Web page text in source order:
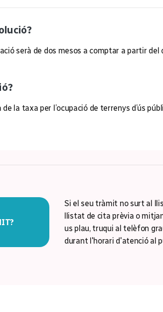
serà de dos mesos a comptar a partir
la taxa per l’ocupació de terrenys d’ús
Si el seu tràmit no surt al
llistat de cita prèvia o
us plau, truqui al telèfon
durant l'horari d'atenció al